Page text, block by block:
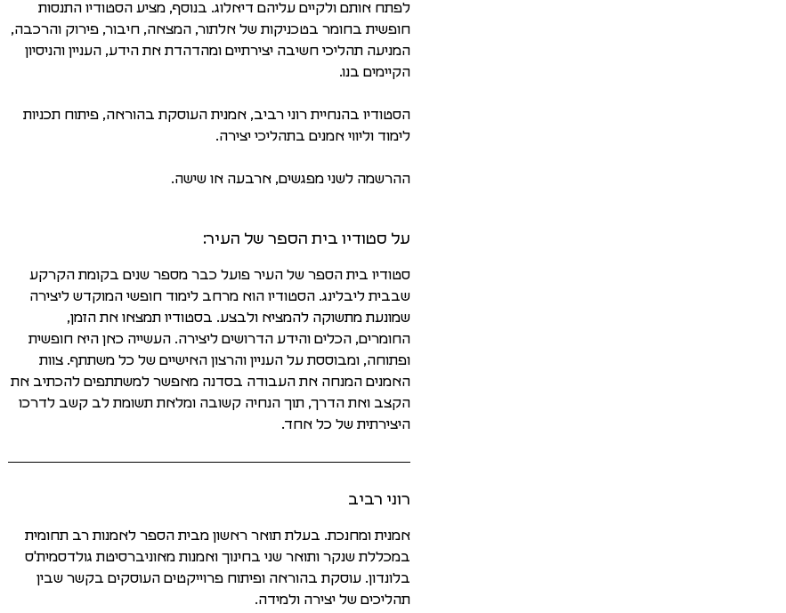
לפתח אותם ולקיים עליהם דיאלוג. בנוסף, מציע הסטודיו התנסות
חופשית בחומר בטכניקות של אלתור, המצאה, חיבור, פירוק והרכבה,
המניעה תהליכי חשיבה יצירתיים ומהדהדת את הידע, העניין והניסיון
הקיימים בנו.
הסטודיו בהנחיית רוני רביב, אמנית העוסקת בהוראה, פיתוח תכניות
לימוד וליווי אמנים בתהליכי יצירה.
ההרשמה לשני מפגשים, ארבעה או שישה.
על סטודיו בית הספר של העיר:
סטודיו בית הספר של העיר פועל כבר מספר שנים בקומת הקרקע
שבבית ליבלינג. הסטודיו הוא מרחב לימוד חופשי המוקדש ליצירה
שמונעת מתשוקה להמציא ולבצע. בסטודיו תמצאו את הזמן,
החומרים, הכלים והידע הדרושים ליצירה. העשייה כאן היא חופשית
ופתוחה, ומבוססת על העניין והרצון האישיים של כל משתתף. צוות
האמנים המנחה את העבודה בסדנה מאפשר למשתתפים להכתיב את
הקצב ואת הדרך, תוך הנחיה קשובה ומלאת תשומת לב קשב לדרכו
היצירתית של כל אחד.
רוני רביב
אמנית ומחנכת. בעלת תואר ראשון מבית הספר לאמנות רב תחומית
במכללת שנקר ותואר שני בחינוך ואמנות מאוניברסיטת גולדסמית'ס
בלונדון. עוסקת בהוראה ופיתוח פרוייקטים העוסקים בקשר שבין
תהליכים של יצירה ולמידה.